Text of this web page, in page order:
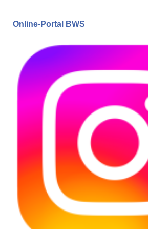
Online-Portal BWS